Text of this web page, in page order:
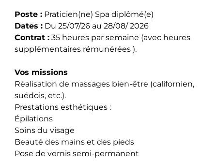
Poste : Praticien(ne) Spa diplômé(e)
Dates : Du 25/07/26 au 28/08/ 2026
Contrat : 35 heures par semaine (avec heures
supplémentaires rémunérées ).
Vos missions
Réalisation de massages bien-être (californien,
suédois, etc.).
Prestations esthétiques :
Épilations
Soins du visage
Beauté des mains et des pieds
Pose de vernis semi-permanent